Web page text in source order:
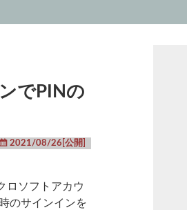
でPINの
2021/08/26[公開]
ロソフトアカウ
のサインインを